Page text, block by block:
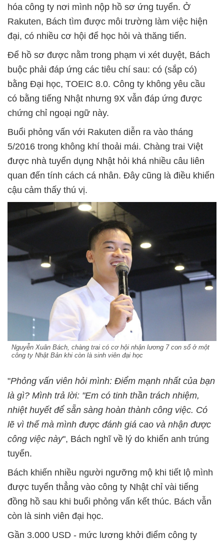
hóa công ty nơi mình nộp hồ sơ ứng tuyển. Ở
Rakuten, Bách tìm được môi trường làm việc hiện
đại, có nhiều cơ hội để học hỏi và thăng tiến.
Để hồ sơ được nằm trong phạm vi xét duyệt, Bách
buộc phải đáp ứng các tiêu chí sau: có (sắp có)
bằng Đại học, TOEIC 8.0. Công ty không yêu cầu
có bằng tiếng Nhật nhưng 9X vẫn đáp ứng được
chứng chỉ ngoại ngữ này.
Buổi phỏng vấn với Rakuten diễn ra vào tháng
5/2016 trong không khí thoải mái. Chàng trai Việt
được nhà tuyển dụng Nhật hỏi khá nhiều câu liên
quan đến tính cách cá nhân. Đây cũng là điều khiến
cậu cảm thấy thú vị.
Nguyễn Xuân Bách, chàng trai có cơ hội nhận lương 7 con số ở một
công ty Nhật Bản khi còn là sinh viên đại học
"Phỏng vấn viên hỏi mình: Điểm mạnh nhất của bạn
là gì? Mình trả lời: "Em có tinh thần trách nhiệm,
nhiệt huyết để sẵn sàng hoàn thành công việc. Có
lẽ vì thế mà mình được đánh giá cao và nhận được
công việc này", Bách nghĩ về lý do khiến anh trúng
tuyển.
Bách khiến nhiều người ngưỡng mộ khi tiết lộ mình
được tuyển thẳng vào công ty Nhật chỉ vài tiếng
đồng hồ sau khi buổi phỏng vấn kết thúc. Bách vẫn
còn là sinh viên đại học.
Gần 3.000 USD - mức lương khởi điểm công ty